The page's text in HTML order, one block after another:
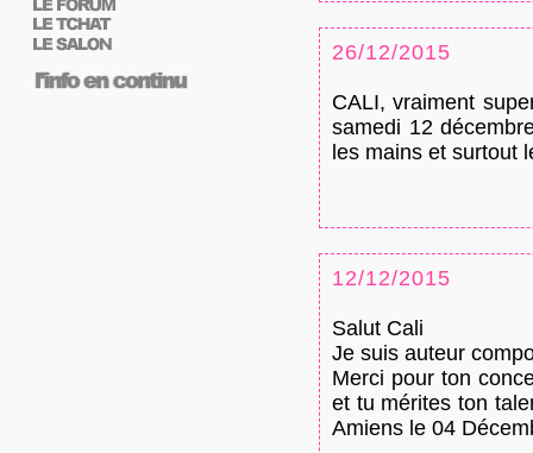
26/12/2015
CALI, vraiment
samedi 12
les mains et surtout
12/12/2015
Salut Cali
Je suis auteur
Merci pour ton
et tu mérites ton
Amiens le 04